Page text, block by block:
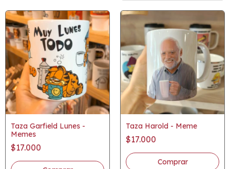
Taza Garfield Lunes -
Memes
$17.000
Taza Harold - Meme
$17.000